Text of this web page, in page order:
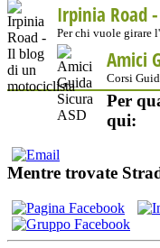
Irpinia Road
Per chi vuole girare
Amici
Corsi
Per
qui:
Mentre trovate